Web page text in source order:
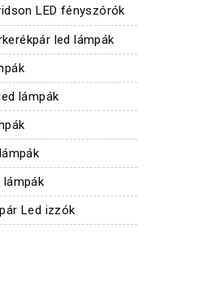
LED fényszórók
led lámpák
lámpák
lámpák
Led izzók